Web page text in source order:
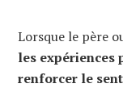
Lorsque le père
les expériences
renforcer le